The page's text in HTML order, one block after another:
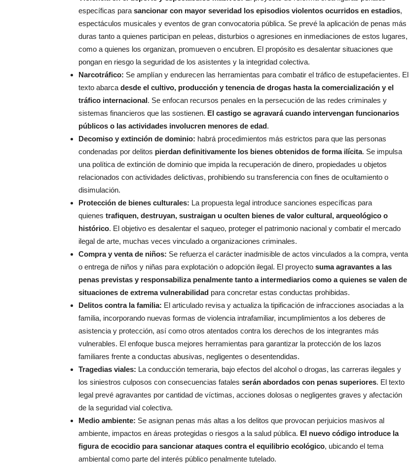
específicas para sancionar con mayor severidad los episodios violentos ocurridos en estadios,
espectáculos musicales y eventos de gran convocatoria pública. Se prevé la aplicación de penas más
duras tanto a quienes participan en peleas, disturbios o agresiones en inmediaciones de estos lugares,
como a quienes los organizan, promueven o encubren. El propósito es desalentar situaciones que
pongan en riesgo la seguridad de los asistentes y la integridad colectiva.
Narcotráfico: Se amplían y endurecen las herramientas para combatir el tráfico de estupefacientes. El
texto abarca desde el cultivo, producción y tenencia de drogas hasta la comercialización y el
tráfico internacional. Se enfocan recursos penales en la persecución de las redes criminales y
sistemas financieros que las sostienen. El castigo se agravará cuando intervengan funcionarios
públicos o las actividades involucren menores de edad.
Decomiso y extinción de dominio: habrá procedimientos más estrictos para que las personas
condenadas por delitos pierdan definitivamente los bienes obtenidos de forma ilícita. Se impulsa
una política de extinción de dominio que impida la recuperación de dinero, propiedades u objetos
relacionados con actividades delictivas, prohibiendo su transferencia con fines de ocultamiento o
disimulación.
Protección de bienes culturales: La propuesta legal introduce sanciones específicas para
quienes trafiquen, destruyan, sustraigan u oculten bienes de valor cultural, arqueológico o
histórico. El objetivo es desalentar el saqueo, proteger el patrimonio nacional y combatir el mercado
ilegal de arte, muchas veces vinculado a organizaciones criminales.
Compra y venta de niños: Se refuerza el carácter inadmisible de actos vinculados a la compra, venta
o entrega de niños y niñas para explotación o adopción ilegal. El proyecto suma agravantes a las
penas previstas y responsabiliza penalmente tanto a intermediarios como a quienes se valen de
situaciones de extrema vulnerabilidad para concretar estas conductas prohibidas.
Delitos contra la familia: El articulado revisa y actualiza la tipificación de infracciones asociadas a la
familia, incorporando nuevas formas de violencia intrafamiliar, incumplimientos a los deberes de
asistencia y protección, así como otros atentados contra los derechos de los integrantes más
vulnerables. El enfoque busca mejores herramientas para garantizar la protección de los lazos
familiares frente a conductas abusivas, negligentes o desentendidas.
Tragedias viales: La conducción temeraria, bajo efectos del alcohol o drogas, las carreras ilegales y
los siniestros culposos con consecuencias fatales serán abordados con penas superiores. El texto
legal prevé agravantes por cantidad de víctimas, acciones dolosas o negligentes graves y afectación
de la seguridad vial colectiva.
Medio ambiente: Se asignan penas más altas a los delitos que provocan perjuicios masivos al
ambiente, impactos en áreas protegidas o riesgos a la salud pública. El nuevo código introduce la
figura de ecocidio para sancionar ataques contra el equilibrio ecológico, ubicando el tema
ambiental como parte del interés público penalmente tutelado.